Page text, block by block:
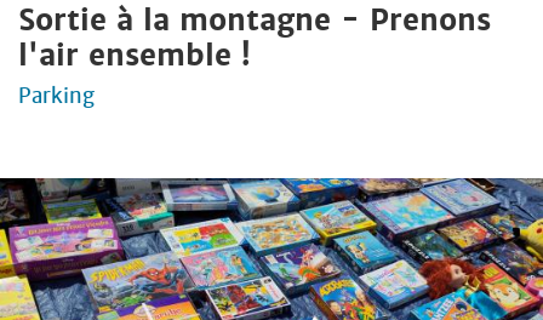
Sortie à la montagne - Prenons
l'air ensemble !
Parking